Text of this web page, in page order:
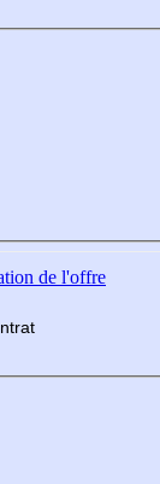
de l'offre